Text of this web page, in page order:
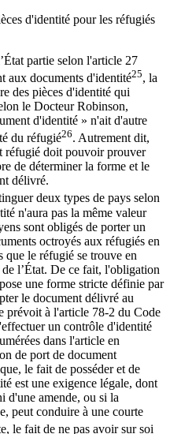
d'identité pour les réfugiés
partie selon l'article 27
aux documents d'identité25, la
des pièces d'identité qui
le Docteur Robinson,
d'identité » n'ait d'autre
du réfugié26. Autrement dit,
réfugié doit pouvoir prouver
de déterminer la forme et le
délivré.
deux types de pays selon
n'aura pas la même valeur
sont obligés de porter un
octroyés aux réfugiés en
le réfugié se trouve en
l’État. De ce fait, l'obligation
une forme stricte définie par
le document délivré au
prévoit à l'article 78-2 du Code
un contrôle d'identité
dans l'article en
de port de document
le fait de posséder et de
est une exigence légale, dont
d'une amende, ou si la
peut conduire à une courte
le fait de ne pas avoir sur soi